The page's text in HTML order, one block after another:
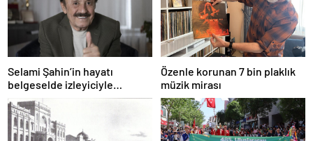
Selami Şahin’in hayatı
belgeselde izleyiciyle
buluşacak
Özenle korunan 7 bin plaklık
müzik mirası